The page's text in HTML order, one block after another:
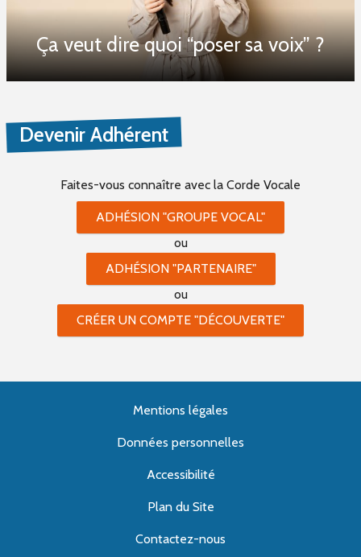
Ça veut dire quoi “poser sa voix” ?
Devenir Adhérent
Faites-vous connaître avec la Corde Vocale
ADHÉSION "GROUPE VOCAL"
ou
ADHÉSION "PARTENAIRE"
ou
CRÉER UN COMPTE "DÉCOUVERTE"
Mentions légales
Données personnelles
Accessibilité
Plan du Site
Contactez-nous